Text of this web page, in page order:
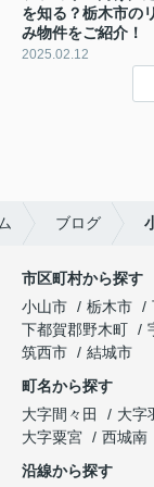
を知る？栃木市の
み物件をご紹介！
2025.02.12
ブログ
市区町村から探す
小山市
栃木市
下都賀郡野木町
筑西市
結城市
町名から探す
大字間々田
大字
大字粟宮
西城南
沿線から探す